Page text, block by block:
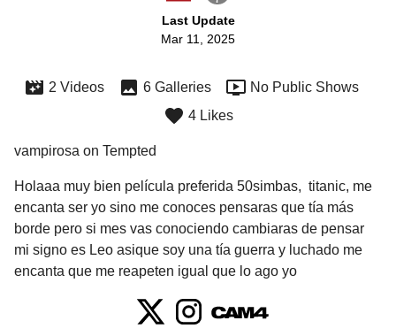
Last Update
Mar 11, 2025
2 Videos 6 Galleries
No Public Shows
4 Likes
vampirosa on Tempted
Holaaa muy bien película preferida 50simbas,  titanic, me
encanta ser yo sino me conoces pensaras que tía más
borde pero si mes vas conociendo cambiaras de pensar
mi signo es Leo asique soy una tía guerra y luchado me
encanta que me reapeten igual que lo ago yo